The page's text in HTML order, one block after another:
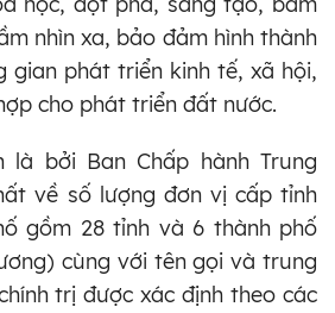
nhìn xa, bảo đảm hình thành
gian phát triển kinh tế, xã hội,
cho phát triển đất nước.
là bởi Ban Chấp hành Trung
về số lượng đơn vị cấp tỉnh
gồm 28 tỉnh và 6 thành phố
cùng với tên gọi và trung
trị được xác định theo các